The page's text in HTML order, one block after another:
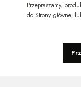
Przepraszamy,
do Strony głównej